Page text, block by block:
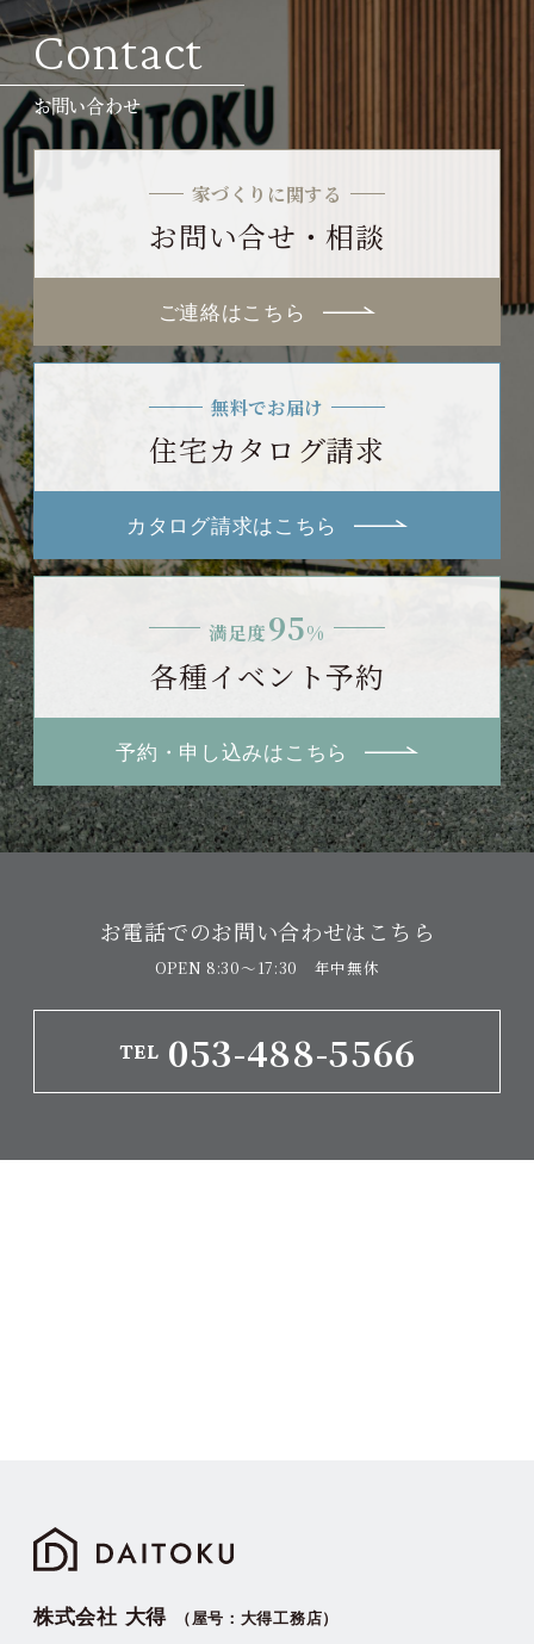
Contact
お問い合わせ
家づくりに関する
お問い合せ・相談
ご連絡はこちら
無料でお届け
住宅カタログ請求
カタログ請求はこちら
満足度95%
各種イベント予約
予約・申し込みはこちら
お電話でのお問い合わせはこちら
TEL 053-488-5566
OPEN 8:30〜17:30 年中無休
株式会社 大得 （屋号：大得工務店）